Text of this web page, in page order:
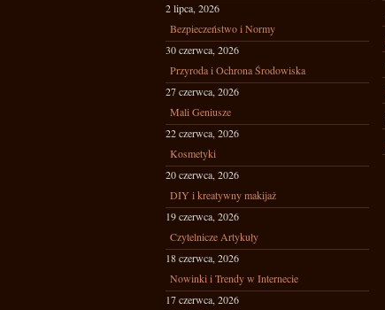
2 lipca, 2026
Bezpieczeństwo i Normy
30 czerwca, 2026
Przyroda i Ochrona Środowiska
27 czerwca, 2026
Mali Geniusze
22 czerwca, 2026
Kosmetyki
20 czerwca, 2026
DIY i kreatywny makijaż
19 czerwca, 2026
Czytelnicze Artykuły
18 czerwca, 2026
Nowinki i Trendy w Internecie
17 czerwca, 2026